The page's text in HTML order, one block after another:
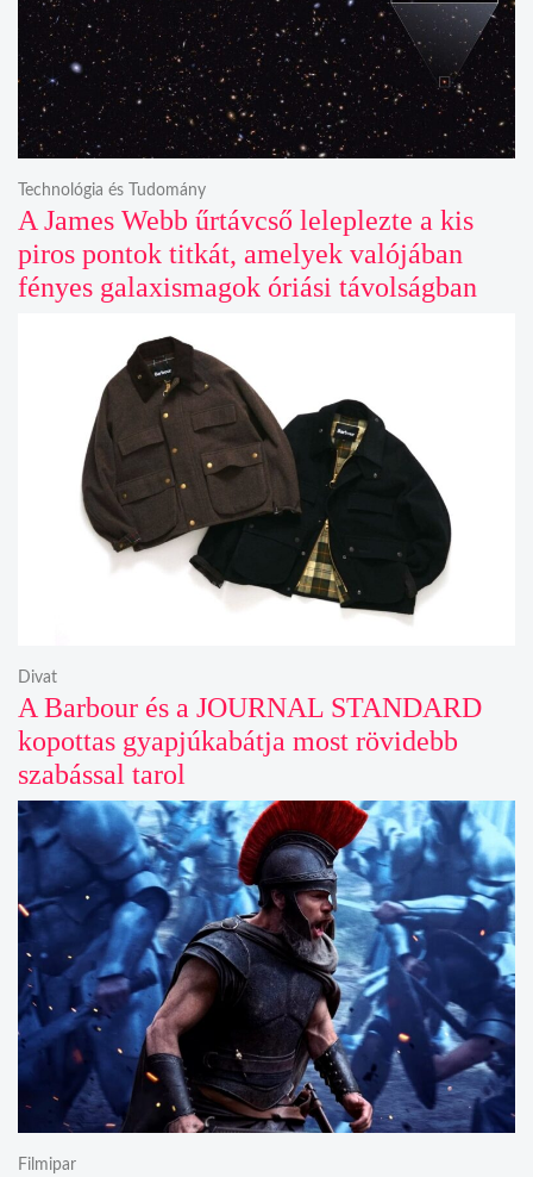
A James Webb űrtávcső leleplezte a kis
piros pontok titkát, amelyek valójában
fényes galaxismagok óriási távolságban
Technológia és Tudomány
A Barbour és a JOURNAL STANDARD
kopottas gyapjúkabátja most rövidebb
szabással tarol
Divat
Filmipar